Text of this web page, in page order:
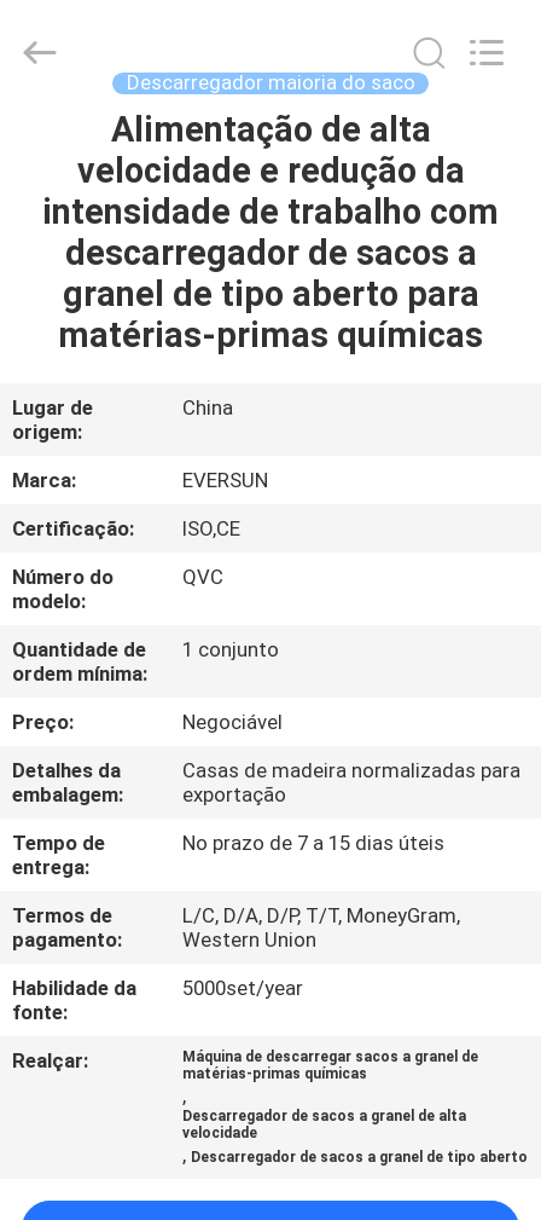
PRODUTOS
SHOW
SOBRE
NÓS
EXCURSÃO
DA
FÁBRICA
CONTROLE
DA
QUALIDADE
CONTACTE-
NOS
PEÇA
CITAÇÕES
(Henan)
Descarregador maioria do saco
Alimentação de alta
velocidade e redução da
intensidade de trabalho com
descarregador de sacos a
granel de tipo aberto para
matérias-primas químicas
Lugar de
origem:
China
Marca:
EVERSUN
Certificação:
ISO,CE
Número do
modelo:
QVC
Quantidade de
ordem mínima:
1 conjunto
Preço:
Negociável
Detalhes da
embalagem:
Casas de madeira normalizadas para
exportação
Tempo de
entrega:
No prazo de 7 a 15 dias úteis
Termos de
pagamento:
L/C, D/A, D/P, T/T, MoneyGram,
Western Union
Habilidade da
fonte:
5000set/year
Realçar:
Máquina de descarregar sacos a granel de
matérias-primas químicas
,
Descarregador de sacos a granel de alta
velocidade
, Descarregador de sacos a granel de tipo aberto